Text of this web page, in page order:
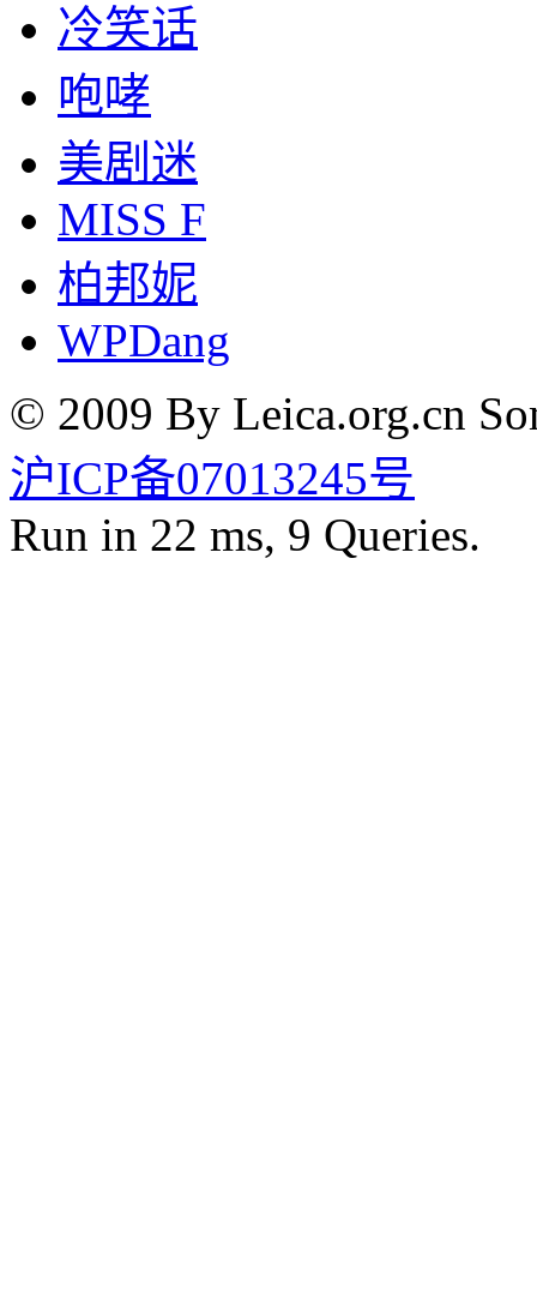
冷笑话
咆哮
美剧迷
MISS F
柏邦妮
WPDang
© 2009 By Leica.org.cn
沪ICP备07013245号
Run in 22 ms, 9 Queries.